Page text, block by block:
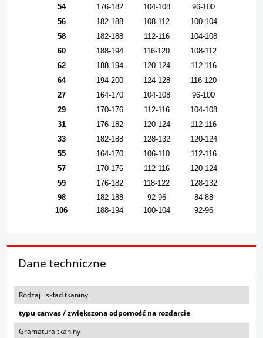
54
176-182 104-108
96-100
56
182-188 108-112
100-104
58
182-188 112-116
104-108
60
188-194 116-120
108-112
62
188-194 120-124
112-116
64
194-200 124-128
116-120
27
164-170 104-108
96-100
29
170-176 112-116
104-108
31
176-182 120-124
112-116
33
182-188 128-132
120-124
55
164-170 106-110
112-116
57
170-176 112-116
120-124
59
176-182 118-122
128-132
98
182-188 92-96
84-88
106
188-194 100-104 92-96
Dane techniczne
Rodzaj i skład tkaniny
typu canvas / zwiększona odporność na rozdarcie
Gramatura tkaniny